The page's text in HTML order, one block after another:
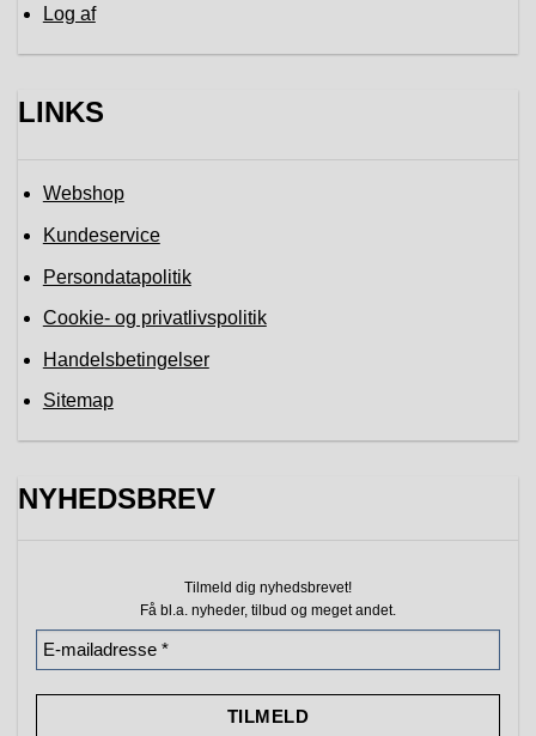
Log af
LINKS
Webshop
Kundeservice
Persondatapolitik
Cookie- og privatlivspolitik
Handelsbetingelser
Sitemap
NYHEDSBREV
Tilmeld dig nyhedsbrevet!
Få bl.a. nyheder, tilbud og meget andet.